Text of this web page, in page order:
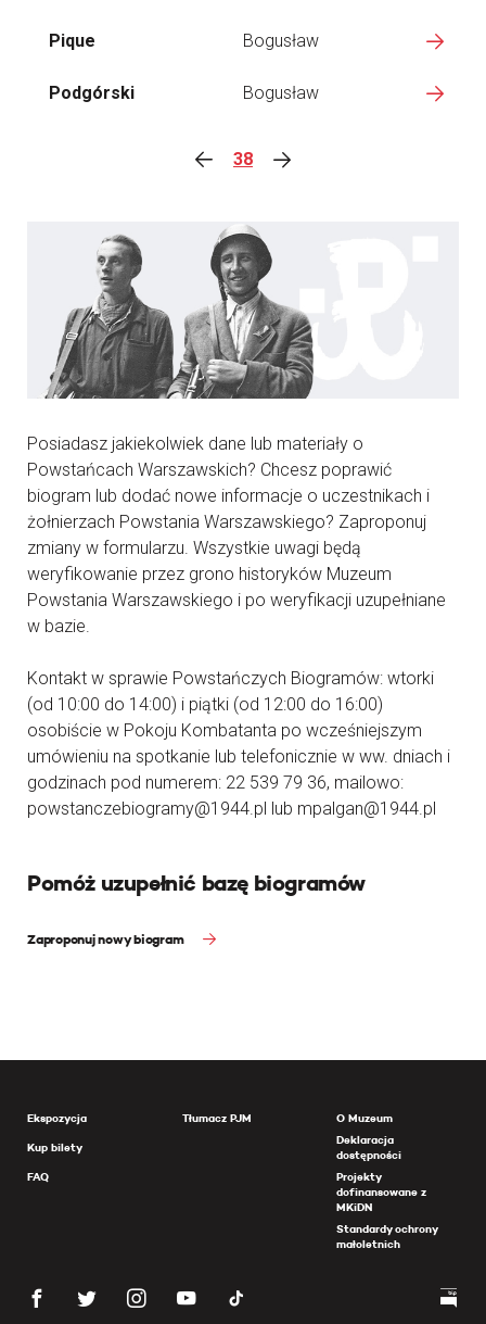
Pique Bogusław
Podgórski Bogusław
38
Posiadasz jakiekolwiek dane lub materiały o
Powstańcach Warszawskich? Chcesz poprawić
biogram lub dodać nowe informacje o uczestnikach i
żołnierzach Powstania Warszawskiego? Zaproponuj
zmiany w formularzu. Wszystkie uwagi będą
weryfikowanie przez grono historyków Muzeum
Powstania Warszawskiego i po weryfikacji uzupełniane
w bazie.
Kontakt w sprawie Powstańczych Biogramów: wtorki
(od 10:00 do 14:00) i piątki (od 12:00 do 16:00)
osobiście w Pokoju Kombatanta po wcześniejszym
umówieniu na spotkanie lub telefonicznie w ww. dniach i
godzinach pod numerem: 22 539 79 36, mailowo:
powstanczebiogramy@1944.pl lub mpalgan@1944.pl
Pomóż uzupełnić bazę biogramów
Zaproponuj nowy biogram
Ekspozycja
Kup bilety
FAQ
Tłumacz PJM
O Muzeum
Deklaracja
dostępności
Projekty
dofinansowane z
MKiDN
Standardy ochrony
małoletnich